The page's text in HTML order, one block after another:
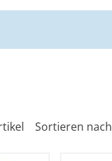
Sortieren nach